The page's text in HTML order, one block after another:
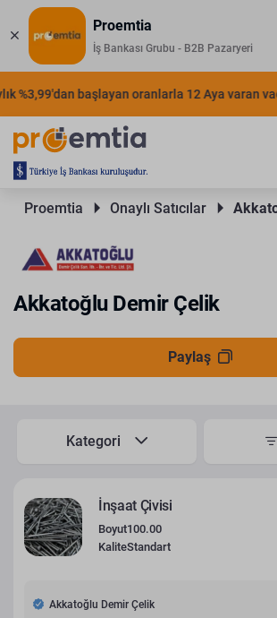
Proemtia
İş Bankası Grubu - B2B Pazaryeri
%3,99'dan başlayan oranlarla 12 Aya varan
Proemtia Onaylı Satıcılar
Akkatoğlu Demir Çelik
Paylaş
Kategori
İnşaat Çivisi
Boyut100.00
KaliteStandart
Akkatoğlu Demir Çelik